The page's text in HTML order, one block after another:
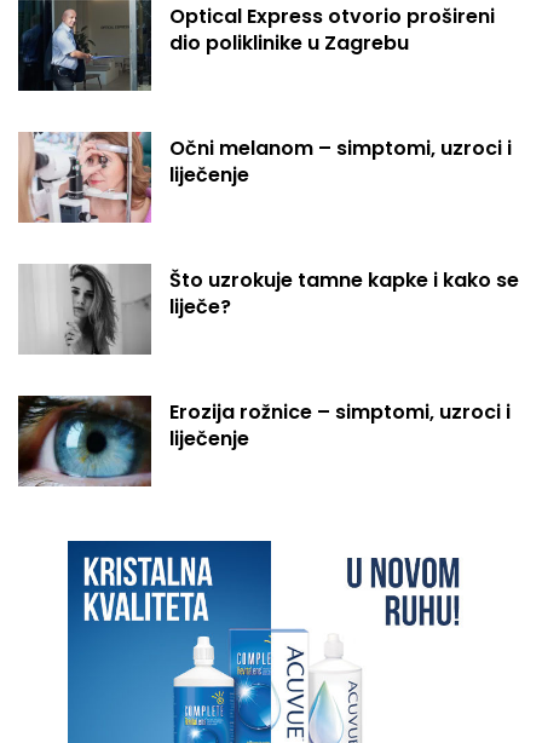
Optical Express otvorio prošireni
dio poliklinike u Zagrebu
Očni melanom – simptomi, uzroci i
liječenje
Što uzrokuje tamne kapke i kako se
liječe?
Erozija rožnice – simptomi, uzroci i
liječenje